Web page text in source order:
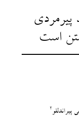
است
پیراندللو 2